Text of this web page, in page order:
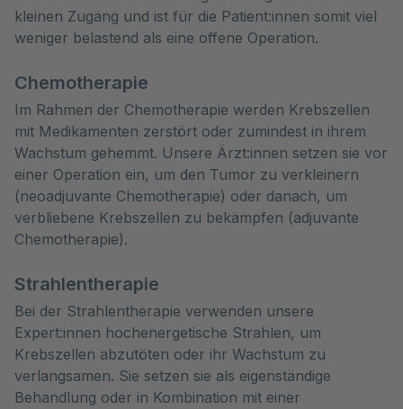
kleinen Zugang und ist für die Patient:innen somit viel
weniger belastend als eine offene Operation.
Chemotherapie
Im Rahmen der Chemotherapie werden Krebszellen
mit Medikamenten zerstört oder zumindest in ihrem
Wachstum gehemmt. Unsere Ärzt:innen setzen sie vor
einer Operation ein, um den Tumor zu verkleinern
(neoadjuvante Chemotherapie) oder danach, um
verbliebene Krebszellen zu bekämpfen (adjuvante
Chemotherapie).
Strahlentherapie
Bei der Strahlentherapie verwenden unsere
Expert:innen hochenergetische Strahlen, um
Krebszellen abzutöten oder ihr Wachstum zu
verlangsamen. Sie setzen sie als eigenständige
Behandlung oder in Kombination mit einer